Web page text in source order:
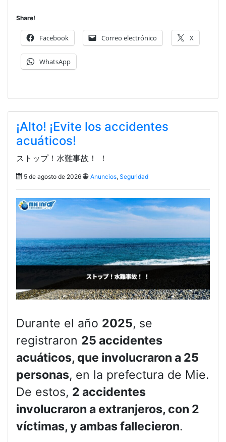
Share!
Facebook Correo electrónico X
WhatsApp
¡Alto! ¡Evite los accidentes
acuáticos!
ストップ！水難事故！ ！
5 de agosto de 2026 Anuncios, Seguridad
Durante el año 2025, se
registraron 25 accidentes
acuáticos, que involucraron a 25
personas, en la prefectura de Mie.
De estos, 2 accidentes
involucraron a extranjeros, con 2
víctimas, y ambas fallecieron.